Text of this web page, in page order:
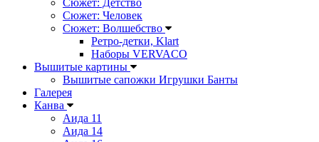
Сюжет: Человек
Сюжет: Волшебство
Ретро-детки, Klart
Наборы VERVACO
Вышитые картины
Вышитые сапожки Игрушки Банты
Галерея
Канва
Аида 11
Аида 14